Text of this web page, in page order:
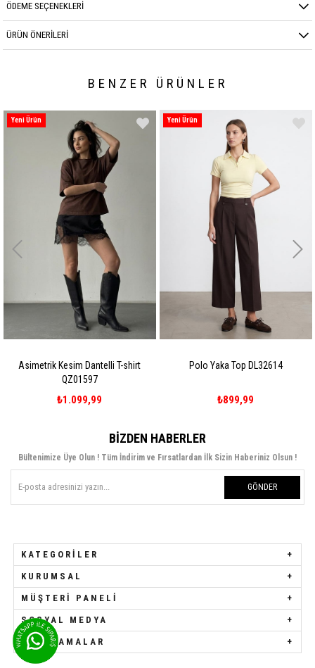
ÖDEME SEÇENEKLERI
ÜRÜN ÖNERILERI
BENZER ÜRÜNLER
Asimetrik Kesim Dantelli T-shirt
QZ01597
₺1.099,99
Yeni Ürün
Polo Yaka Top DL32614
₺899,99
Yeni Ürün
BIZDEN HABERLER
Bültenimize Üye Olun ! Tüm İndirim ve Fırsatlardan İlk Sizin Haberiniz Olsun !
GÖNDER
KATEGORILER
KURUMSAL
MÜŞTERI PANELI
SOSYAL MEDYA
UYGULAMALAR